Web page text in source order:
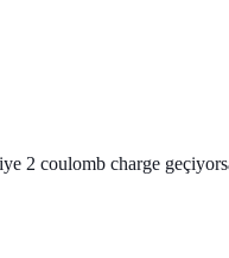
2 coulomb charge